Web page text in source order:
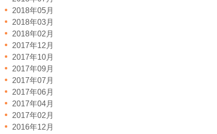
2018年05月
2018年03月
2018年02月
2017年12月
2017年10月
2017年09月
2017年07月
2017年06月
2017年04月
2017年02月
2016年12月